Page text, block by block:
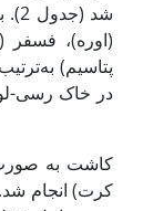
شد
(اوره)، فسفر